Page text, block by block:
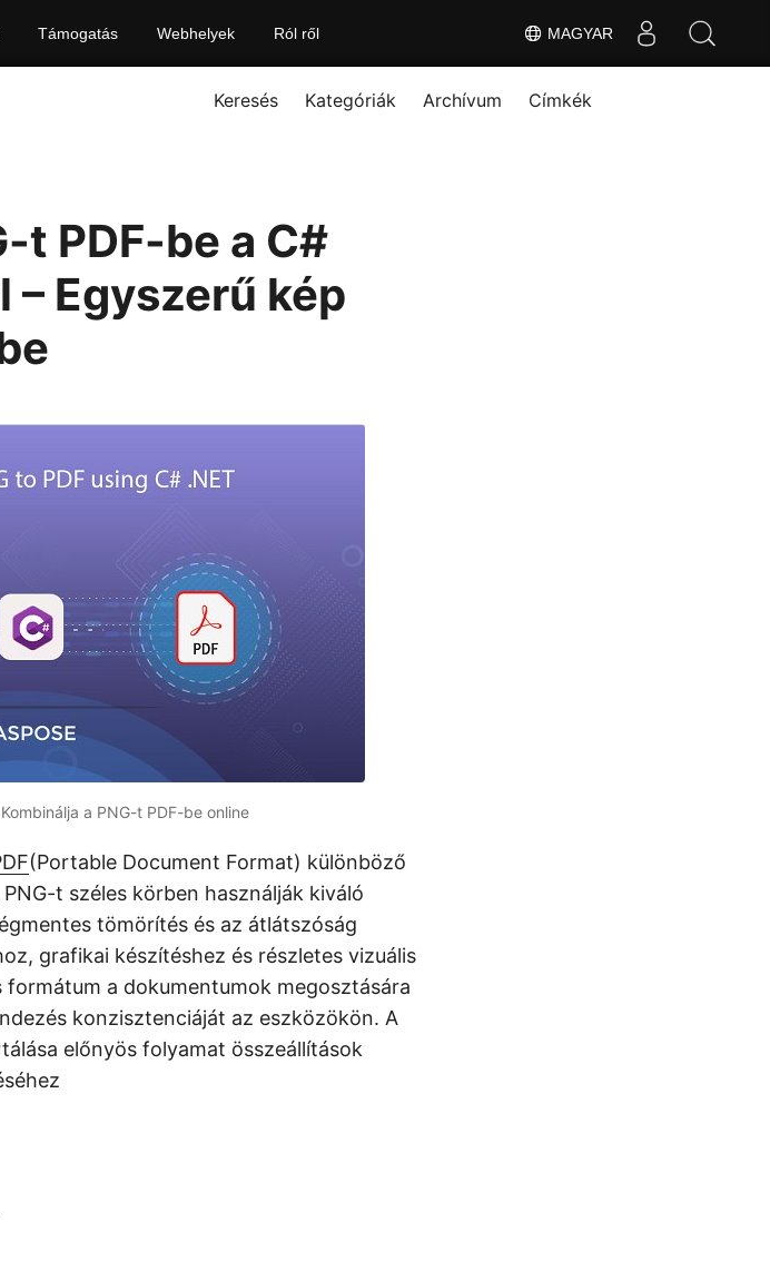
MAGYAR
Támogatás Webhelyek Ról ről
Keresés Kategóriák Archívum Címkék
t PDF-be a C#
– Egyszerű kép
a PNG-t PDF-be online
(Portable Document Format) különböző
t széles körben használják kiváló
tömörítés és az átlátszóság
grafikai készítéshez és részletes vizuális
a dokumentumok megosztására
konzisztenciáját az eszközökön. A
előnyös folyamat összeállítások